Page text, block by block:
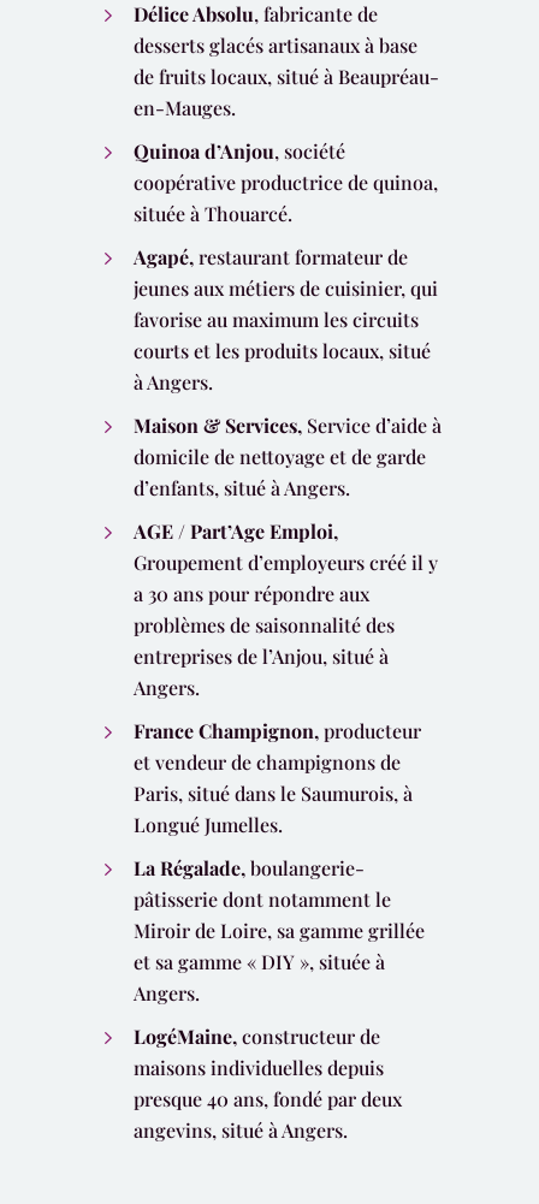
Délice Absolu, fabricante de
desserts glacés artisanaux à base
de fruits locaux, situé à Beaupréau-
en-Mauges.
Quinoa d’Anjou, société
coopérative productrice de quinoa,
située à Thouarcé.
Agapé,restaurant formateur de
jeunes aux métiers de cuisinier, qui
favorise au maximum les circuits
courts et les produits locaux, situé
à Angers.
Maison & Services, Service d’aide à
domicile de nettoyage et de garde
d’enfants, situé à Angers.
AGE / Part’Age Emploi,
Groupement d’employeurs créé il y
a 30 ans pour répondre aux
problèmes de saisonnalité des
entreprises de l’Anjou, situé à
Angers.
France Champignon,producteur
et vendeur de champignons de
Paris, situé dans le Saumurois, à
Longué Jumelles.
La Régalade,boulangerie-
pâtisserie dont notamment le
Miroir de Loire, sa gamme grillée
et sa gamme « DIY », située à
Angers.
LogéMaine,constructeur de
maisons individuelles depuis
presque 40 ans, fondé par deux
angevins, situé à Angers.